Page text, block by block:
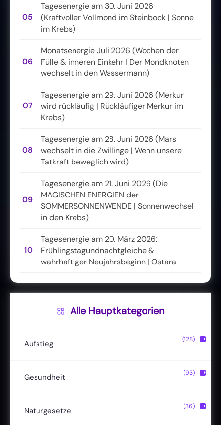
05
Tagesenergie am 30. Juni 2026
(Kraftvoller Vollmond im Steinbock | Sonne
im Krebs)
06
Monatsenergie Juli 2026 (Wochen der
Fülle & inneren Einkehr | Der Mondknoten
wechselt in den Wassermann)
07
Tagesenergie am 29. Juni 2026 (Merkur
wird rückläufig | Rückläufiger Merkur im
Krebs)
08
Tagesenergie am 28. Juni 2026 (Mars
wechselt in die Zwillinge | Wenn unsere
Tatkraft beweglich wird)
09
Tagesenergie am 21. Juni 2026 (Die
MAGISCHEN ENERGIEN der
SOMMERSONNENWENDE | Sonnenwechsel
in den Krebs)
10
Tagesenergie am 20. März 2026:
Frühlingstagundnachtgleiche &
wahrhaftiger Neujahrsbeginn | Ostara
Alle Hauptkategorien
Aufstieg
Christusbewusstsein (20)
(11)
(128) ▶
Gesundheit
(13)
(93) ▶
Naturgesetze (36) ▶